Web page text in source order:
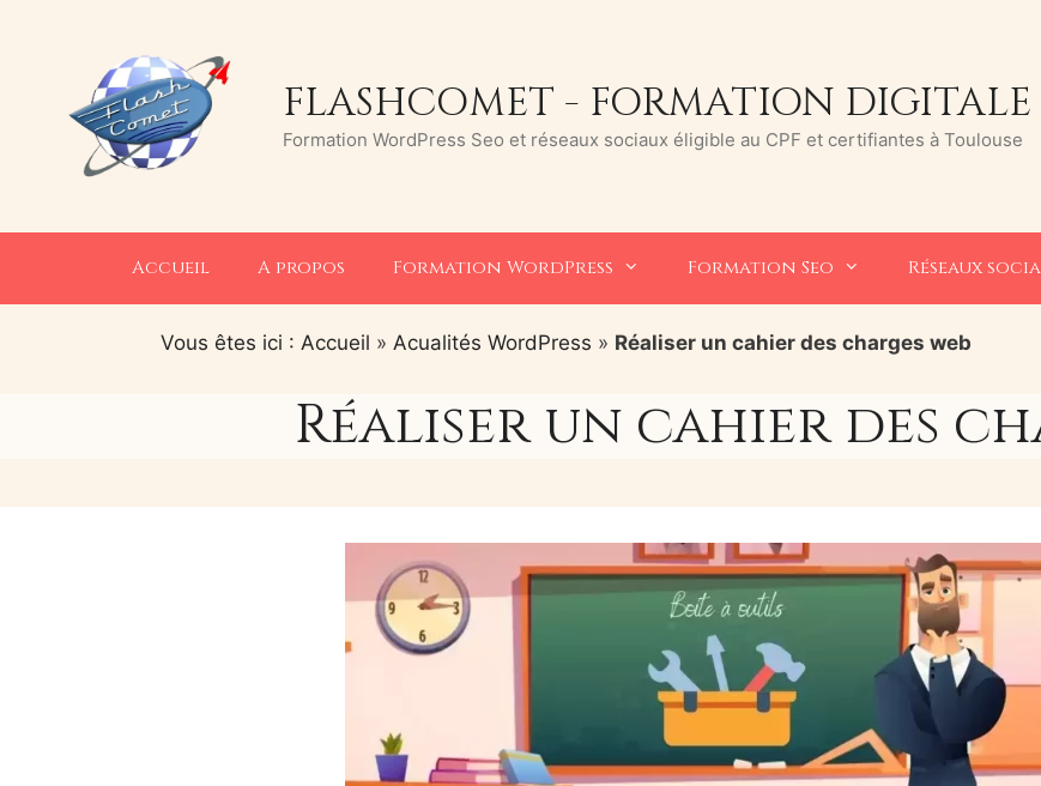
FLASHCOMET - FORMATION DIGITALE
Formation WordPress Seo et réseaux sociaux éligible au CPF et certifiantes à Toulouse
Accueil A propos Formation WordPress Formation Seo Réseaux
Vous êtes ici : Accueil »Acualités WordPress » Réaliser un cahier des charges web
Réaliser un cahier des